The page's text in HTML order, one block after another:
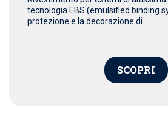
tecnologia EBS (emulsified binding
protezione e la decorazione di ...
SCOPRI